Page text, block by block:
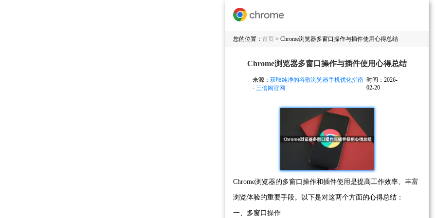
您的位置： 首页 > Chrome浏览器多窗口操作与插件使用心得总结
Chrome浏览器多窗口操作与插件使用心得总结
来源： 获取纯净的谷歌浏览器手机优化指南
- 三倍阁官网
时间：2026-
02-20
Chrome浏览器的多窗口操作和插件使用是提高工作效率、丰富
浏览体验的重要手段。以下是对这两个方面的心得总结：
一、多窗口操作